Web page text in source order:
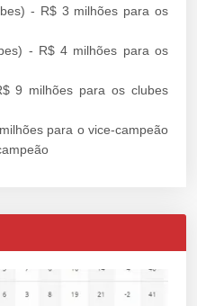
- R$ 3 milhões para os
- R$ 4 milhões para os
9 milhões para os clubes
para o vice-campeão